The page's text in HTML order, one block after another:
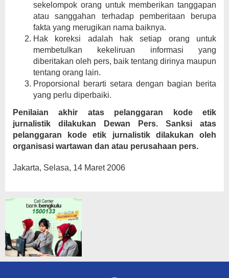
sekelompok orang untuk memberikan tanggapan
atau sanggahan terhadap pemberitaan berupa
fakta yang merugikan nama baiknya.
Hak koreksi adalah hak setiap orang untuk
membetulkan kekeliruan informasi yang
diberitakan oleh pers, baik tentang dirinya maupun
tentang orang lain.
Proporsional berarti setara dengan bagian berita
yang perlu diperbaiki.
Penilaian akhir atas pelanggaran kode etik
jurnalistik dilakukan Dewan Pers. Sanksi atas
pelanggaran kode etik jurnalistik dilakukan oleh
organisasi wartawan dan atau perusahaan pers.
Jakarta, Selasa, 14 Maret 2006